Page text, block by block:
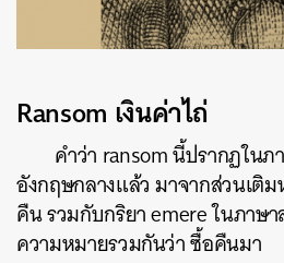
Ransom เงินค่าไถ่
คำว่า ransomนี้ปรากฏในภ
อังกฤษกลางแล้ว มาจากส่วนเติ
คืน รวมกับกริยาemereในภาษ
ความหมายรวมกันว่า ซื้อคืนมา
SHARE TWEET